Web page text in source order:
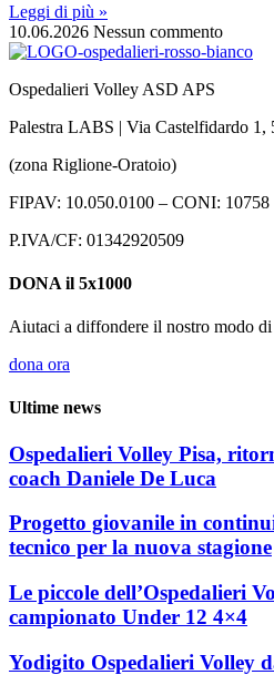
Leggi di più »
10.06.2026 Nessun commento
Ospedalieri Volley ASD APS
Palestra LABS | Via Castelfidardo 1,
(zona Riglione-Oratoio)
FIPAV: 10.050.0100 – CONI: 10758
P.IVA/CF: 01342920509
DONA il 5x1000
Aiutaci a diffondere il nostro modo
dona ora
Ultime news
Ospedalieri Volley Pisa,
coach Daniele De Luca
Progetto giovanile in
tecnico per la nuova stagione
Le piccole dell’Ospedalieri
campionato Under 12 4×4
Yodigito Ospedalieri Volley